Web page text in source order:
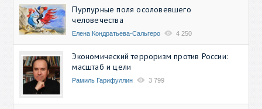
Пурпурные поля осоловевшего
человечества
Елена Кондратьева-Сальгеро 4 250
Экономический терроризм против России:
масштаб и цели
Рамиль Гарифуллин 3 799